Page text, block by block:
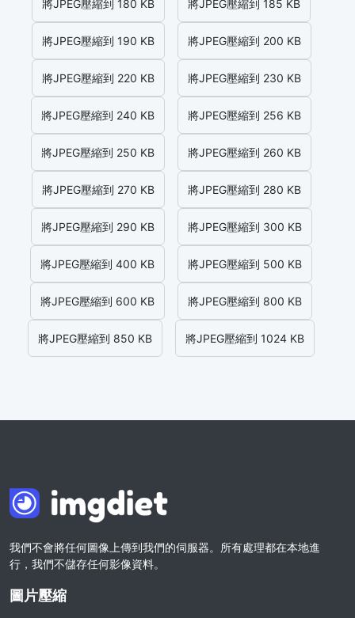
將JPEG壓縮到 180 KB 將JPEG壓縮到 185 KB
將JPEG壓縮到 190 KB 將JPEG壓縮到 200 KB
將JPEG壓縮到 220 KB 將JPEG壓縮到 230 KB
將JPEG壓縮到 240 KB 將JPEG壓縮到 256 KB
將JPEG壓縮到 250 KB 將JPEG壓縮到 260 KB
將JPEG壓縮到 270 KB 將JPEG壓縮到 280 KB
將JPEG壓縮到 290 KB 將JPEG壓縮到 300 KB
將JPEG壓縮到 400 KB 將JPEG壓縮到 500 KB
將JPEG壓縮到 600 KB 將JPEG壓縮到 800 KB
將JPEG壓縮到 850 KB 將JPEG壓縮到 1024 KB
我們不會將任何圖像上傳到我們的伺服器。所有處理都在本地進
行，我們不儲存任何影像資料。
圖片壓縮